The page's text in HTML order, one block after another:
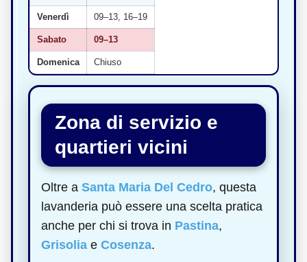
Venerdì 09–13, 16–19
Sabato 09–13
Domenica Chiuso
Zona di servizio e
quartieri vicini
Oltre a Santa Maria Del Cedro, questa
lavanderia può essere una scelta pratica
anche per chi si trova in Pastina,
Grisolia e Cosenza.